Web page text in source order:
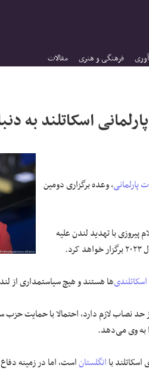
فرهنگی و هنری مقالات
اسکاتلند به
پارلمانی، وعده برگزاری دومین
با تهدید لندن علیه
اسکاتلندی‌ها هستند و هیچ سیاستمداری از
باانگلستاناست، اما در زمینه